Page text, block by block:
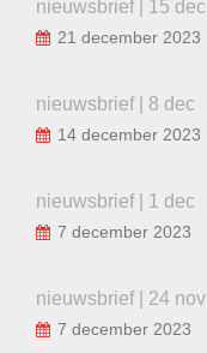
nieuwsbrief | 15 dec
21 december 2023
nieuwsbrief | 8 dec
14 december 2023
nieuwsbrief | 1 dec
7 december 2023
nieuwsbrief | 24 nov
7 december 2023